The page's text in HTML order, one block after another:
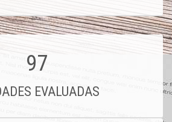
97
EVALUADAS